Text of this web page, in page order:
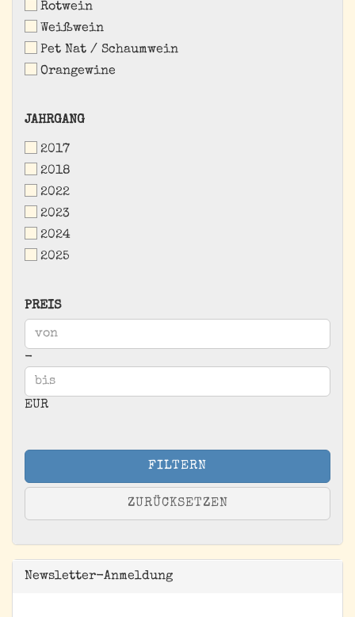
Rotwein
Weißwein
Pet Nat / Schaumwein
Orangewine
JAHRGANG
JAHRGANG
2017
2018
2022
2023
2024
2025
PREIS
PREIS
Preis bis
-
EUR
FILTERN
ZURÜCKSETZEN
Newsletter-Anmeldung